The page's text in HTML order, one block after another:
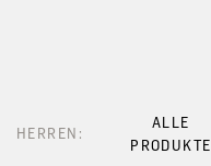
HERREN:
ALLE
PRODUKTE